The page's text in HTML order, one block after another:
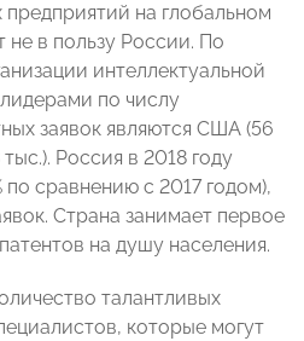
на глобальном
не в пользу России. По
интеллектуальной
по числу
заявок являются США (56
Россия в 2018 году
по сравнению с 2017 годом),
Страна занимает первое
на душу населения.
талантливых
которые могут